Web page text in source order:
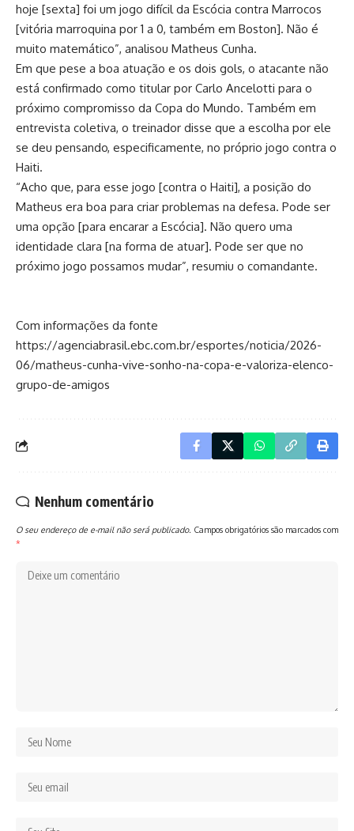
hoje [sexta] foi um jogo difícil da Escócia contra Marrocos
[vitória marroquina por 1 a 0, também em Boston]. Não é
muito matemático”, analisou Matheus Cunha.
Em que pese a boa atuação e os dois gols, o atacante não
está confirmado como titular por Carlo Ancelotti para o
próximo compromisso da Copa do Mundo. Também em
entrevista coletiva, o treinador disse que a escolha por ele
se deu pensando, especificamente, no próprio jogo contra o
Haiti.
“Acho que, para esse jogo [contra o Haiti], a posição do
Matheus era boa para criar problemas na defesa. Pode ser
uma opção [para encarar a Escócia]. Não quero uma
identidade clara [na forma de atuar]. Pode ser que no
próximo jogo possamos mudar”, resumiu o comandante.
Com informações da fonte
https://agenciabrasil.ebc.com.br/esportes/noticia/2026-
06/matheus-cunha-vive-sonho-na-copa-e-valoriza-elenco-
grupo-de-amigos
Nenhum comentário
O seu endereço de e-mail não será publicado. Campos obrigatórios são marcados com
*